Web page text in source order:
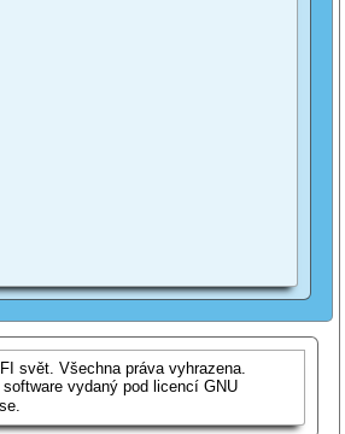
svět. Všechna práva vyhrazena.
software vydaný pod licencíGNU